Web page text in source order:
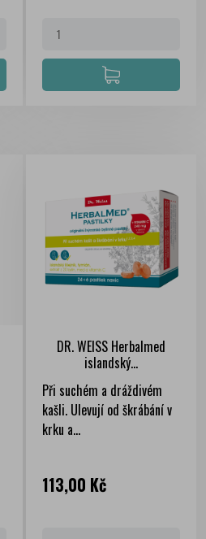
DR. WEISS Herbalmed
islandský...
Při suchém a dráždivém
kašli. Ulevují od škrábání v
krku a...
Cena
113,00 Kč